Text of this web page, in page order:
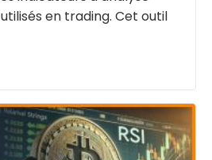
en trading. Cet outil